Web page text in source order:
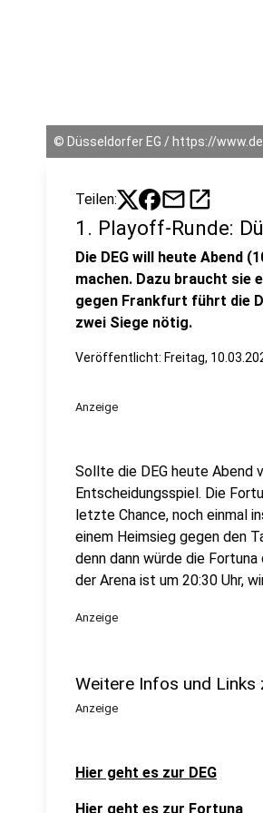
© Düsseldorfer EG / https://
Teilen: mailopen_in_new
1. Playoff-Runde:
Die DEG will heute Abend
machen. Dazu braucht sie
gegen Frankfurt führt die
zwei Siege nötig.
Veröffentlicht: Freitag,
Anzeige
Sollte die DEG heute Abend
Entscheidungsspiel. Die
letzte Chance, noch einmal
einem Heimsieg gegen den
denn dann würde die
der Arena ist um 20:30 Uhr,
Anzeige
Weitere Infos und Links
Anzeige
Hier geht es zur DEG
Hier geht es zur Fortuna